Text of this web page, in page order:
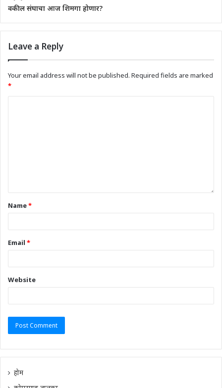
वकील संघाचा आज शिमगा होणार?
Leave a Reply
Your email address will not be published. Required fields are marked
*
Name*
Email *
Website
होम